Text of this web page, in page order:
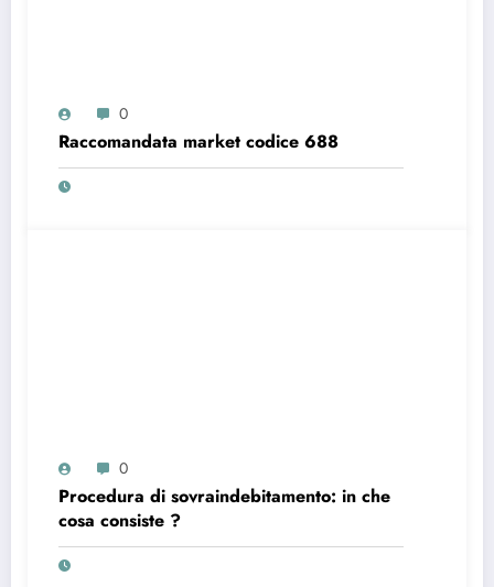
0
Raccomandata market codice 688
0
Procedura di sovraindebitamento: in che
cosa consiste ?